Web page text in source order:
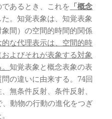
あるとき、これを 「概念
。知覚表象は、知覚表象
間）の空間的時間的関係
的な代理表示は、空間的時
よびそれが表象する対象
。知覚表象と概念表象の表
の違いに由来する。74回
無条件反射、条件反射、
動物の行動の進化をつぎ